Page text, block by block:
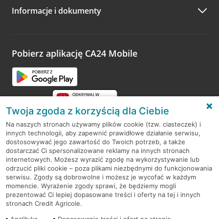
Zachęcamy do podzielenia się z nami opinią o wizycie.
opinie.
Informacje i dokumenty
Pobierz aplikację CA24 Mobile
RODO
Regulamin serwisu
Mapa serwisu
PolitykaCookies
Twoja zgoda z korzyścią dla Ciebie
Na naszych stronach używamy plików cookie (tzw. ciasteczek) i
innych technologii, aby zapewnić prawidłowe działanie serwisu,
dostosowywać jego zawartość do Twoich potrzeb, a także
dostarczać Ci spersonalizowane reklamy na innych stronach
internetowych. Możesz wyrazić zgodę na wykorzystywanie lub
odrzucić pliki cookie – poza plikami niezbędnymi do funkcjonowania
serwisu. Zgody są dobrowolne i możesz je wycofać w każdym
momencie. Wyrażenie zgody sprawi, że będziemy mogli
prezentować Ci lepiej dopasowane treści i oferty na tej i innych
stronach Credit Agricole.